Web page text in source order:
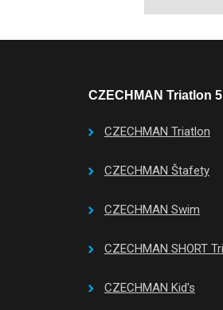
CZECHMAN Triatlon
CZECHMAN Triatlon
CZECHMAN Štafety
CZECHMAN Swim
CZECHMAN SHORT
CZECHMAN Kid's